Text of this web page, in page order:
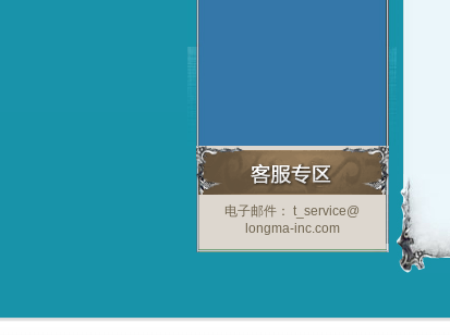
电子邮件： t_service@
longma-inc.com